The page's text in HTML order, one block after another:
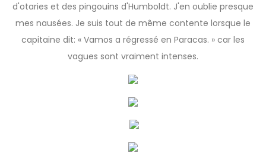
d'otaries et des pingouins d'Humboldt. J'en oublie presque
mes nausées. Je suis tout de même contente lorsque le
capitaine dit: « Vamos a régressé en Paracas. » car les
vagues sont vraiment intenses.